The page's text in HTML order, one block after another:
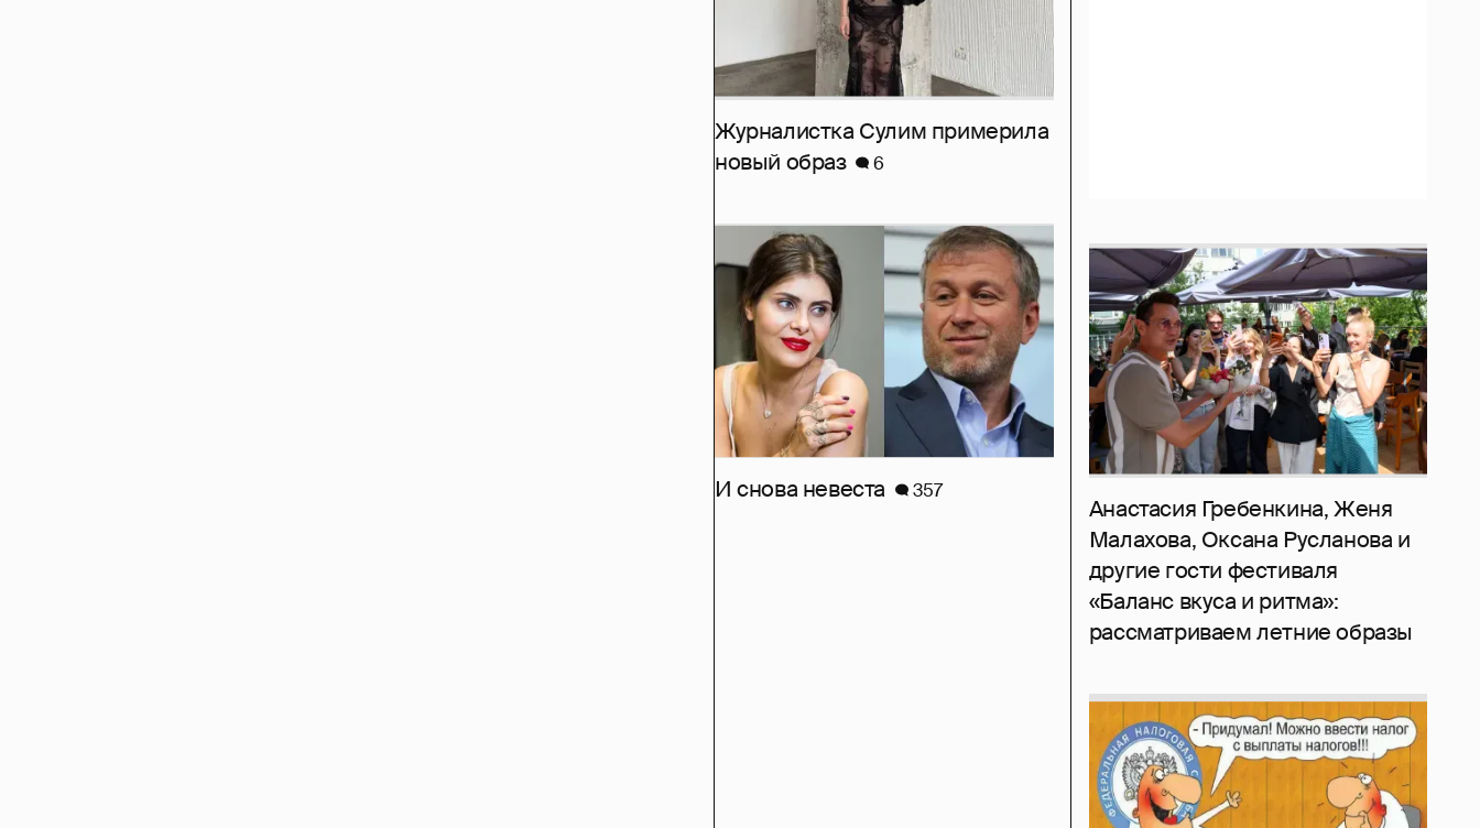
Журналистка Сулим примерила
новый образ
6
Анастасия Гребенкина, Женя
Малахова, Оксана Русланова и
другие гости фестиваля
«Баланс вкуса и ритма»:
рассматриваем летние образы
И снова невеста 357